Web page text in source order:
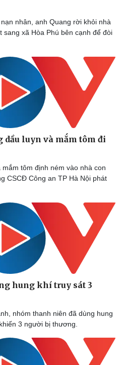
Nhà đẹp
Blog
Tình yêu - Gia đình
nhân, anh Quang rời khỏi nhà
sang xã Hòa Phú bên cạnh để đòi
dầu luyn và mắm tôm đi
tôm định ném vào nhà con
CSCĐ Công an TP Hà Nội phát
hung khí truy sát 3
nhóm thanh niên đã dùng hung
3 người bị thương.